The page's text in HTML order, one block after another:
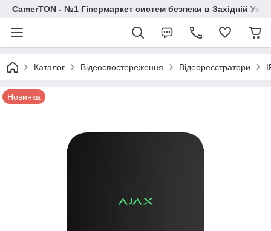
CamerTON - №1 Гіпермаркет систем безпеки в Західній
Каталог Відеоспостереження Відеореєстратори
Новинка